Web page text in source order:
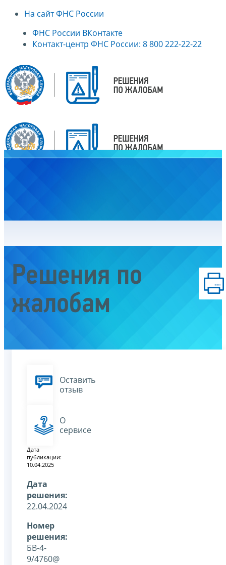
На сайт ФНС России
ФНС России ВКонтакте
Контакт-центр ФНС России: 8 800 222-22-22
Решения по
жалобам
Оставить
отзыв
О
сервисе
Дата
публикации:
10.04.2025
Дата
решения:
22.04.2024
Номер
решения:
БВ-4-
9/4760@